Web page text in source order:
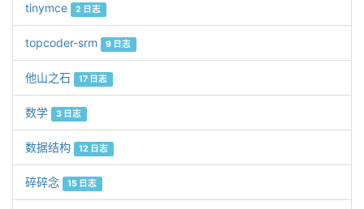
tinymce 2 日志
topcoder-srm 9 日志
他山之石 17 日志
数学 3 日志
数据结构 12 日志
碎碎念 15 日志